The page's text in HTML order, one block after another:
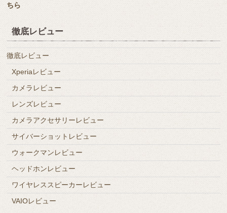
ちら
徹底レビュー
徹底レビュー
Xperiaレビュー
カメラレビュー
レンズレビュー
カメラアクセサリーレビュー
サイバーショットレビュー
ウォークマンレビュー
ヘッドホンレビュー
ワイヤレススピーカーレビュー
VAIOレビュー